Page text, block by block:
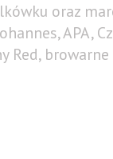
oraz
APA,
Red,